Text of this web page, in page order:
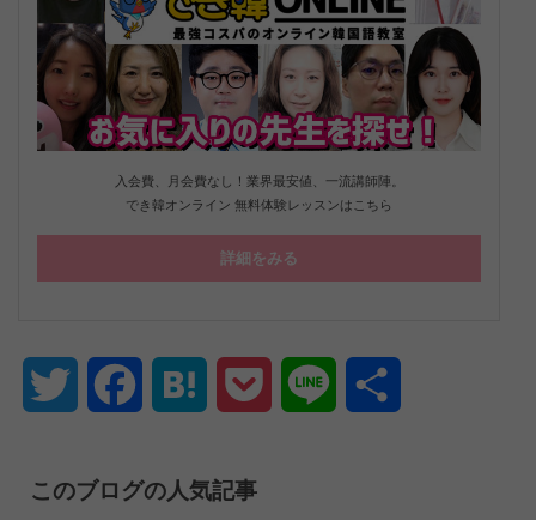
入会費、月会費なし！業界最安値、一流講師陣。
でき韓オンライン 無料体験レッスンはこちら
詳細をみる
Twitter FacebookHatena Pocket Line
このブログの人気記事